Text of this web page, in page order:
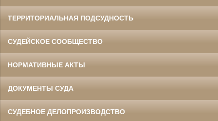
ТЕРРИТОРИАЛЬНАЯ ПОДСУДНОСТЬ
СУДЕЙСКОЕ СООБЩЕСТВО
НОРМАТИВНЫЕ АКТЫ
ДОКУМЕНТЫ СУДА
СУДЕБНОЕ ДЕЛОПРОИЗВОДСТВО